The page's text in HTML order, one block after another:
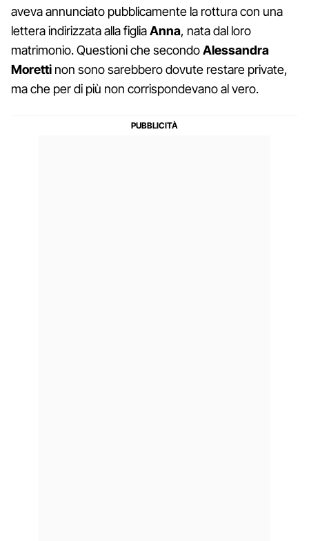
aveva annunciato pubblicamente la rottura con una
lettera indirizzata alla figliaAnna, nata dal loro
matrimonio. Questioni che secondoAlessandra
Moretti non sono sarebbero dovute restare private,
ma che per di più non corrispondevano al vero.